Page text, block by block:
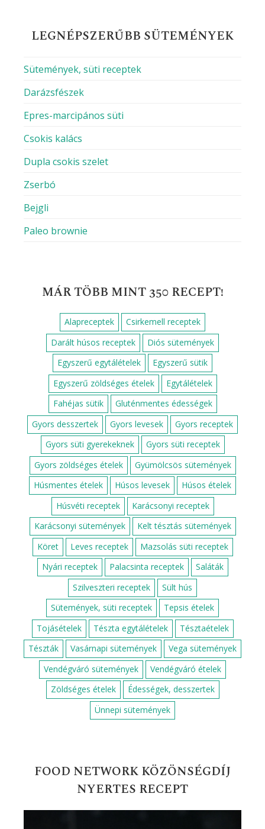
LEGNÉPSZERŰBB SÜTEMÉNYEK
Sütemények, süti receptek
Darázsfészek
Epres-marcipános süti
Csokis kalács
Dupla csokis szelet
Zserbó
Bejgli
Paleo brownie
MÁR TÖBB MINT 350 RECEPT!
Alapreceptek
Csirkemell receptek
Darált húsos receptek
Diós sütemények
Egyszerű egytálételek
Egyszerű sütik
Egyszerű zöldséges ételek
Egytálételek
Fahéjas sütik
Gluténmentes édességek
Gyors desszertek
Gyors levesek
Gyors receptek
Gyors süti gyerekeknek
Gyors süti receptek
Gyors zöldséges ételek
Gyümölcsös sütemények
Húsmentes ételek
Húsos levesek
Húsos ételek
Húsvéti receptek
Karácsonyi receptek
Karácsonyi sütemények
Kelt tésztás sütemények
Köret
Leves receptek
Mazsolás süti receptek
Nyári receptek
Palacsinta receptek
Saláták
Szilveszteri receptek
Sült hús
Sütemények, süti receptek
Tepsis ételek
Tojásételek
Tészta egytálételek
Tésztaételek
Tészták
Vasárnapi sütemények
Vega sütemények
Vendégváró sütemények
Vendégváró ételek
Zöldséges ételek
Édességek, desszertek
Ünnepi sütemények
FOOD NETWORK KÖZÖNSÉGDÍJ
NYERTES RECEPT